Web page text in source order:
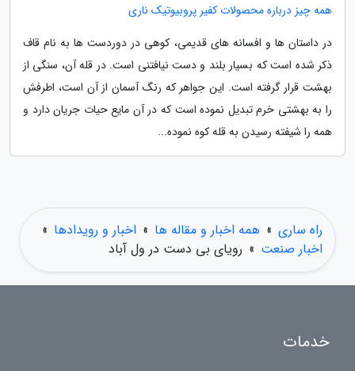
همه چیز درباره محصولات کفیر پروبیوتیک ناری
در داستان ها و افسانه های قدیمی، کوهی در دوردست ها به نام قاف
ذکر شده است که بسیار بلند و دست نیافتنی است. در قله آن، سنگی از
بهشت قرار گرفته است. این جواهر که رنگ آسمان از آن است، اطرفش
را به بهشتی خرم تبدیل نموده است که در آن مایع حیات جریان دارد و
همه را شیفته رسیدن به قله کوه نموده...
راه ساری » همه اخبار و مقاله ها » اخبار و رویدادها »
اخبار صنعت » رویای بی دست در ول آباد
خدمات